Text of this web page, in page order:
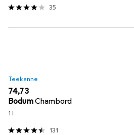
35
Teekanne
EUR
74,73
BodumChambord
1 l
131